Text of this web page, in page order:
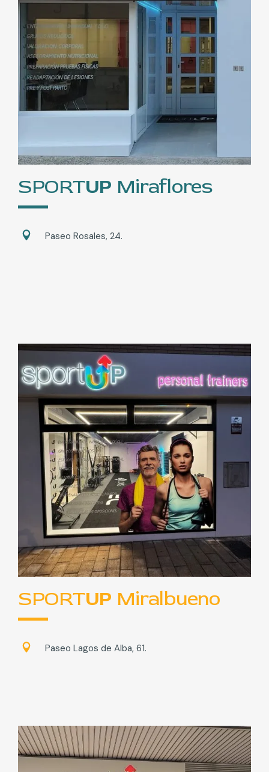
SPORTUP Miraflores
Paseo Rosales, 24.
SPORTUP Miralbueno
Paseo Lagos de Alba, 61.